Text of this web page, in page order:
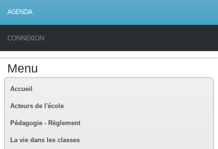
AGENDA
CONNEXION
Menu
Accueil
Acteurs de l'école
Pédagogie - Règlement
La vie dans les classes